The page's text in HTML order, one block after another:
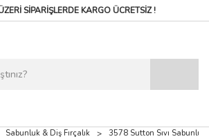
SİPARİŞLERDEKARGO ÜCRETSİZ !
Sabunluk & Diş Fırçalık 3578 Sutton Sıvı Sabunluk